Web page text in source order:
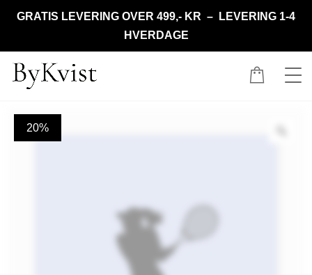
GRATIS LEVERING OVER 499,- KR – LEVERING 1-4
HVERDAGE
20%